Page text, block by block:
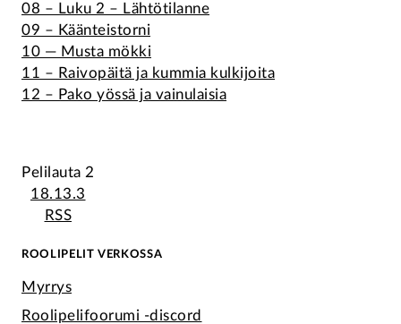
08 – Luku 2 – Lähtötilanne
09 – Käänteistorni
10 — Musta mökki
11 – Raivopäitä ja kummia kulkijoita
12 – Pako yössä ja vainulaisia
Pelilauta 2
18.13.3
RSS
ROOLIPELIT VERKOSSA
Myrrys
Roolipelifoorumi -discord